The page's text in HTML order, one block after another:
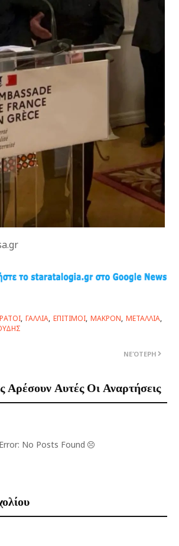
ΓΑΛΛΙΑ ΕΠΙΤΙΜΟΙ ΜΑΚΡΟΝ ΜΕΤΑΛΛΙΑ
ΝΕΌΤΕΡΗ
Αυτές Οι Αναρτήσεις
Error: No Posts Found